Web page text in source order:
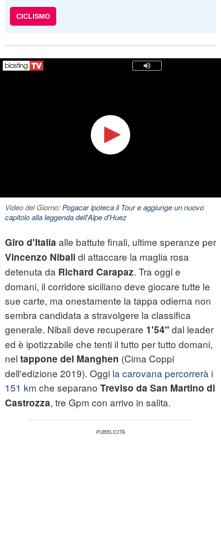
CICLISMO
Video del Giorno:Pogacar ipoteca il Tour e aggiunge un nuovo
capitolo alla leggenda dell'Alpe d'Huez
Giro d'Italia alle battute finali, ultime speranze per
Vincenzo Nibali di attaccare la maglia rosa
detenuta da Richard Carapaz. Tra oggi e
domani, il corridore siciliano deve giocare tutte le
sue carte, ma onestamente la tappa odierna non
sembra candidata a stravolgere la classifica
generale. Nibali deve recuperare 1'54" dal leader
ed è ipotizzabile che tenti il tutto per tutto domani,
nel tappone del Manghen (Cima Coppi
dell'edizione 2019). Oggi la carovana percorrerà i
151 km che separano Treviso da San Martino di
Castrozza, tre Gpm con arrivo in salita.